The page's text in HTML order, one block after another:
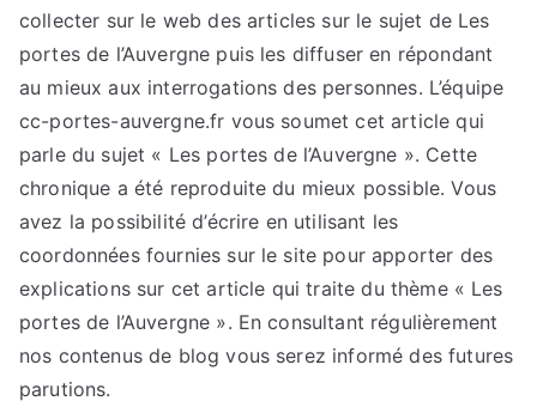
collecter sur le web des articles sur le sujet de Les
portes de l’Auvergne puis les diffuser en répondant
au mieux aux interrogations des personnes. L’équipe
cc-portes-auvergne.fr vous soumet cet article qui
parle du sujet « Les portes de l’Auvergne ». Cette
chronique a été reproduite du mieux possible. Vous
avez la possibilité d’écrire en utilisant les
coordonnées fournies sur le site pour apporter des
explications sur cet article qui traite du thème « Les
portes de l’Auvergne ». En consultant régulièrement
nos contenus de blog vous serez informé des futures
parutions.